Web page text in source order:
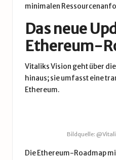
minimalen
Das neue
Ethereum-
Vitaliks Vision geht über
hinaus; sie umfasst eine
Ethereum.
Bildquelle:
Die Ethereum-Roadmap